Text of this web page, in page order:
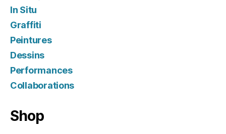
In Situ
Graffiti
Peintures
Dessins
Performances
Collaborations
Shop